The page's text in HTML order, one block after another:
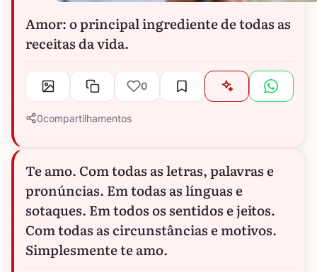
Amor: o principal ingrediente de todas as
receitas da vida.
0
0compartilhamentos
Te amo. Com todas as letras, palavras e
pronúncias. Em todas as línguas e
sotaques. Em todos os sentidos e jeitos.
Com todas as circunstâncias e motivos.
Simplesmente te amo.